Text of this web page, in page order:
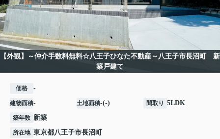
【外観】～仲介手数料無料☆八王子ひなた不動産～八王子市長沼町 新
築戸建て
価格 -
建物面積- 土地面積-(-) 間取り 5LDK
築年数 新築
所在地 東京都八王子市長沼町